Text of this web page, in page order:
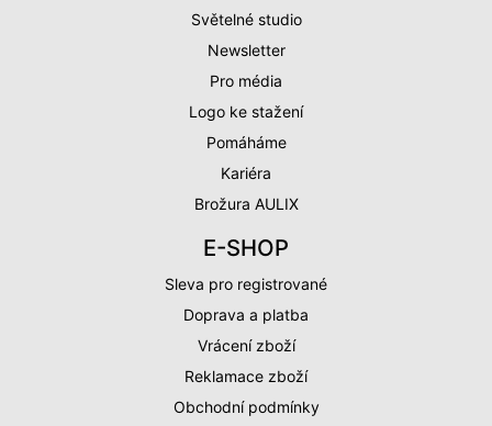
Světelné studio
Newsletter
Pro média
Logo ke stažení
Pomáháme
Kariéra
Brožura AULIX
E-SHOP
Sleva pro registrované
Doprava a platba
Vrácení zboží
Reklamace zboží
Obchodní podmínky